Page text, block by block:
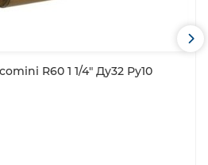
R60 1 1/4″ Ду32 Ру10